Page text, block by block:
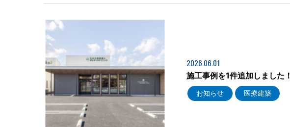
2026.06.01
施工事例を1件追加しました！
お知らせ 医療建築